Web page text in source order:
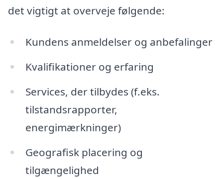
det vigtigt at overveje følgende:
Kundens anmeldelser og anbefalinger
Kvalifikationer og erfaring
Services, der tilbydes (f.eks.
tilstandsrapporter,
energimærkninger)
Geografisk placering og
tilgængelighed